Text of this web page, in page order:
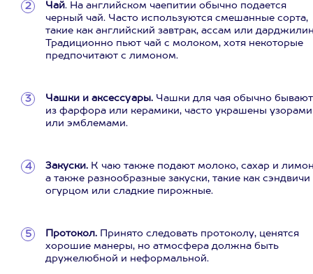
Чай. На английском чаепитии обычно подается
черный чай. Часто используются смешанные сорта,
такие как английский завтрак, ассам или
Традиционно пьют чай с молоком, хотя некоторые
предпочитают с лимоном.
Чашки и аксессуары. Чашки для чая обычно бывают
из фарфора или керамики, часто украшены узорами
или эмблемами.
Закуски. К чаю также подают молоко, сахар и
а также разнообразные закуски, такие как сэндвичи
огурцом или сладкие пирожные.
Протокол. Принято следовать протоколу, ценятся
хорошие манеры, но атмосфера должна быть
дружелюбной и неформальной.